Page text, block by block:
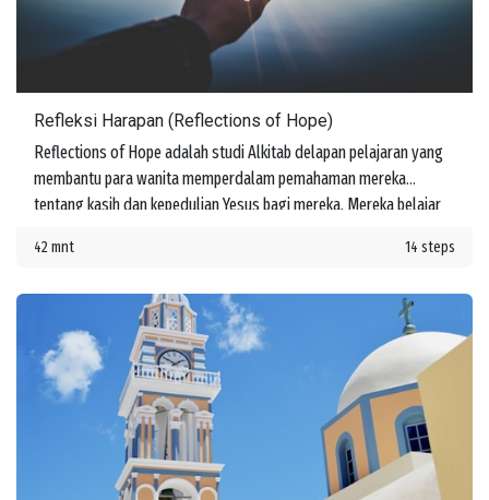
Refleksi Harapan (Reflections of Hope)
Reflections of Hope adalah studi Alkitab delapan pelajaran yang
membantu para wanita memperdalam pemahaman mereka
tentang kasih dan kepedulian Yesus bagi mereka. Mereka belajar
perjalanan hidup.
42 mnt 14 steps